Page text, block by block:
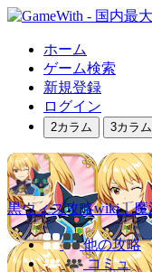
ホーム
ゲーム検索
新規登録
ログイン
2カラム 3カラム
黒ウィズ攻略wiki｜
他の攻略
コミュ